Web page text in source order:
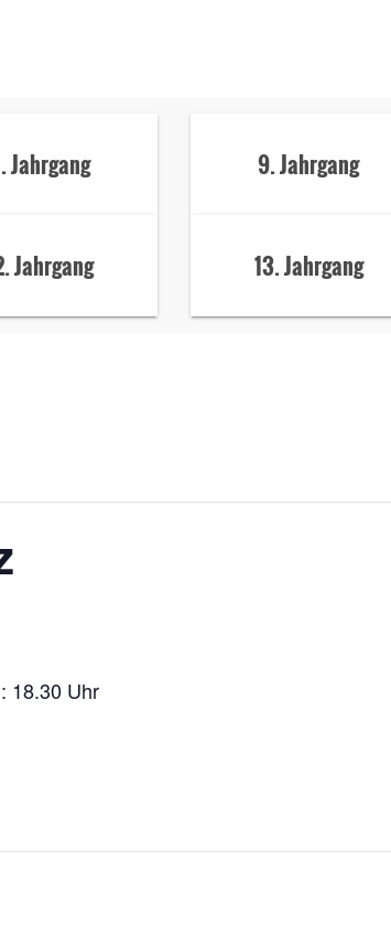
Jahrgang 9. Jahrgang
Jahrgang 13. Jahrgang
18.30 Uhr